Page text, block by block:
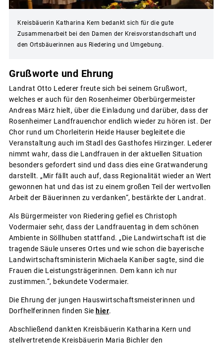
Kreisbäuerin Katharina Kern bedankt sich für die gute
Zusammenarbeit bei den Damen der Kreisvorstandschaft und
den Ortsbäuerinnen aus Riedering und Umgebung.
Grußworte und Ehrung
Landrat Otto Lederer freute sich bei seinem Grußwort,
welches er auch für den Rosenheimer Oberbürgermeister
Andreas März hielt, über die Einladung und darüber, dass der
Rosenheimer Landfrauenchor endlich wieder zu hören ist. Der
Chor rund um Chorleiterin Heide Hauser begleitete die
Veranstaltung auch im Stadl des Gasthofes Hirzinger. Lederer
nimmt wahr, dass die Landfrauen in der aktuellen Situation
besonders gefordert sind und dass dies eine Gratwanderung
darstellt. „Mir fällt auch auf, dass Regionalität wieder an Wert
gewonnen hat und das ist zu einem großen Teil der wertvollen
Arbeit der Bäuerinnen zu verdanken“, bestärkte der Landrat.
Als Bürgermeister von Riedering gefiel es Christoph
Vodermaier sehr, dass der Landfrauentag in dem schönen
Ambiente in Söllhuben stattfand. „Die Landwirtschaft ist die
tragende Säule unseres Ortes und wie schon die bayerische
Landwirtschaftsministerin Michaela Kaniber sagte, sind die
Frauen die Leistungsträgerinnen. Dem kann ich nur
zustimmen.“, bekundete Vodermaier.
Die Ehrung der jungen Hauswirtschaftsmeisterinnen und
Dorfhelferinnen finden Sie hier.
Abschließend dankten Kreisbäuerin Katharina Kern und
stellvertretende Kreisbäuerin Maria Bichler den